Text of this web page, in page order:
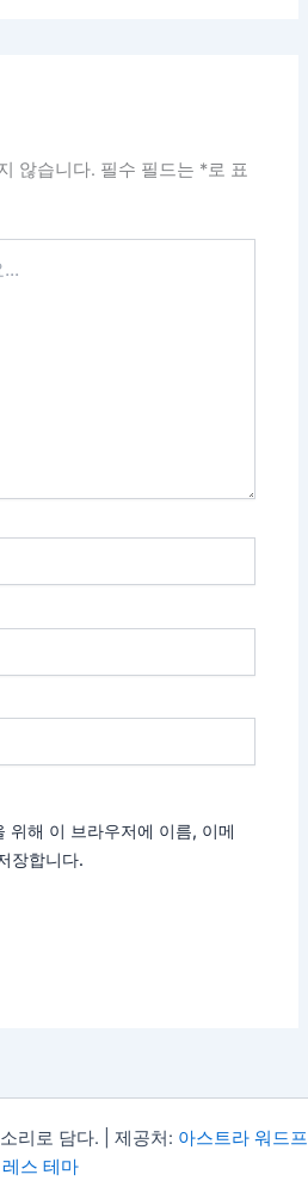
않습니다. 필수 필드는 *로 표
위해 이 브라우저에 이름, 이메
장합니다.
리로 담다. | 제공처: 아스트라 워드프
레스 테마